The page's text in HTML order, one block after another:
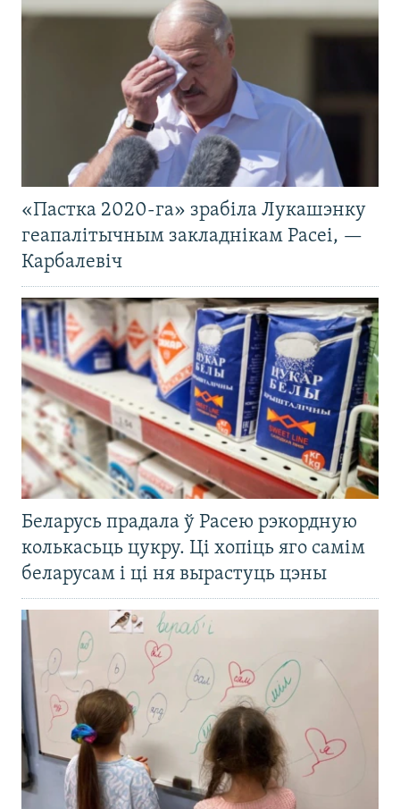
«Пастка 2020-га» зрабіла Лукашэнку
геапалітычным закладнікам Расеі, —
Карбалевіч
Беларусь прадала ў Расею рэкордную
колькасьць цукру. Ці хопіць яго самім
беларусам і ці ня вырастуць цэны